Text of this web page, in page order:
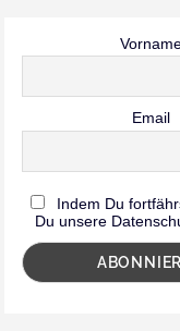
Email
Indem Du
Du unsere